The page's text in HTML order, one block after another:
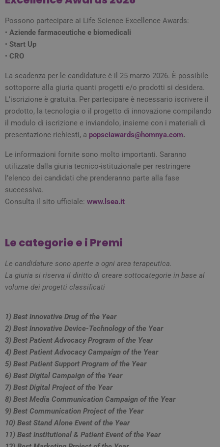
Possono partecipare ai Life Science Excellence Awards:
• Aziende farmaceutiche e biomedicali
• Start Up
• CRO
La scadenza per le candidature è il 25 marzo 2026. È possibile
sottoporre alla giuria quanti progetti e/o prodotti si desidera.
L’iscrizione è gratuita. Per partecipare è necessario iscrivere il
prodotto, la tecnologia o il progetto di innovazione compilando
il modulo di iscrizione e inviandolo, insieme con i materiali di
presentazione richiesti, a popsciawards@homnya.com.
Le informazioni fornite sono molto importanti. Saranno
utilizzate dalla giuria tecnico-istituzionale per restringere
l’elenco dei candidati che prenderanno parte alla fase
successiva.
Consulta il sito ufficiale: www.lsea.it
Le categorie e i Premi
Le candidature sono aperte a ogni area terapeutica.
La giuria si riserva il diritto di creare sottocategorie in base al
volume dei progetti classificati
1) Best Innovative Drug of the Year
2) Best Innovative Device-Technology of the Year
3) Best Patient Advocacy Program of the Year
4) Best Patient Advocacy Campaign of the Year
5) Best Patient Support Program of the Year
6) Best Digital Campaign of the Year
7) Best Digital Project of the Year
8) Best Media Communication Campaign of the Year
9) Best Communication Project of the Year
10) Best Stand Alone Event of the Year
11) Best Institutional & Patient Event of the Year